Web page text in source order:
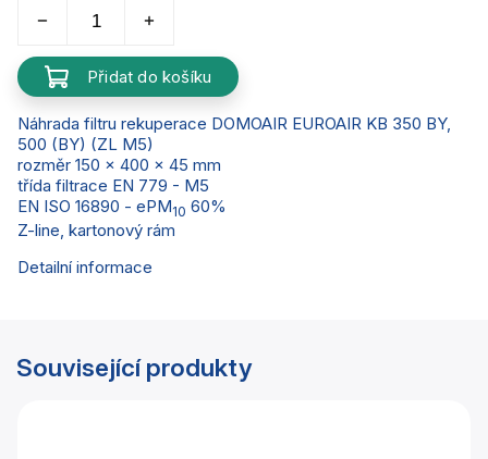
Přidat do košíku
Náhrada filtru rekuperace DOMOAIR EUROAIR KB 350 BY,
500 (BY) (ZL M5)
rozměr 150 x 400 x 45 mm
třída filtrace EN 779 - M5
EN ISO 16890 - ePM10 60%
Z-line, kartonový rám
Detailní informace
Související produkty